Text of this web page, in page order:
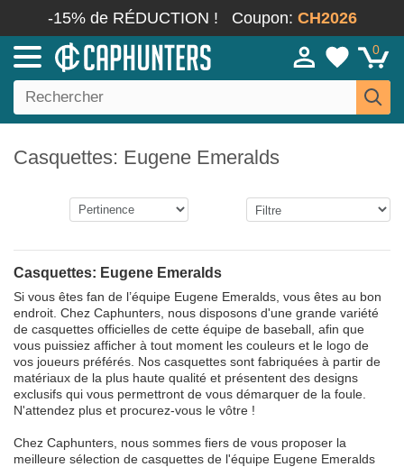
-15% de RÉDUCTION ! Coupon: CH2026
0
Casquettes: Eugene Emeralds
Casquettes: Eugene Emeralds
Si vous êtes fan de l’équipe Eugene Emeralds, vous êtes au bon
endroit. Chez Caphunters, nous disposons d'une grande variété
de casquettes officielles de cette équipe de baseball, afin que
vous puissiez afficher à tout moment les couleurs et le logo de
vos joueurs préférés. Nos casquettes sont fabriquées à partir de
matériaux de la plus haute qualité et présentent des designs
exclusifs qui vous permettront de vous démarquer de la foule.
N'attendez plus et procurez-vous le vôtre !
Chez Caphunters, nous sommes fiers de vous proposer la
meilleure sélection de casquettes de l'équipe Eugene Emeralds